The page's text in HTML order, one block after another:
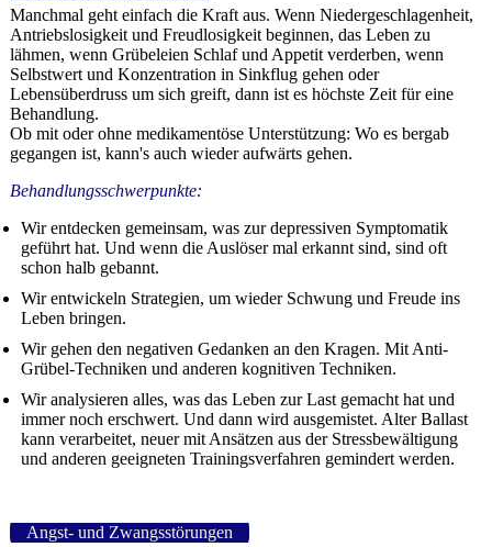
Manchmal geht einfach die Kraft aus. Wenn Niedergeschlagenheit,
Antriebslosigkeit und Freudlosigkeit beginnen, das Leben zu
lähmen, wenn Grübeleien Schlaf und Appetit verderben, wenn
Selbstwert und Konzentration in Sinkflug gehen oder
Lebensüberdruss um sich greift, dann ist es höchste Zeit für eine
Behandlung.
Ob mit oder ohne medikamentöse Unterstützung: Wo es bergab
gegangen ist, kann's auch wieder aufwärts gehen.
Behandlungsschwerpunkte:
Wir entdecken gemeinsam, was zur depressiven Symptomatik
geführt hat. Und wenn die Auslöser mal erkannt sind, sind oft
schon halb gebannt.
Wir entwickeln Strategien, um wieder Schwung und Freude ins
Leben bringen.
Wir gehen den negativen Gedanken an den Kragen. Mit Anti-
Grübel-Techniken und anderen kognitiven Techniken.
Wir analysieren alles, was das Leben zur Last gemacht hat und
immer noch erschwert. Und dann wird ausgemistet. Alter Ballast
kann verarbeitet, neuer mit Ansätzen aus der Stressbewältigung
und anderen geeigneten Trainingsverfahren gemindert werden.
Angst- und Zwangsstörungen